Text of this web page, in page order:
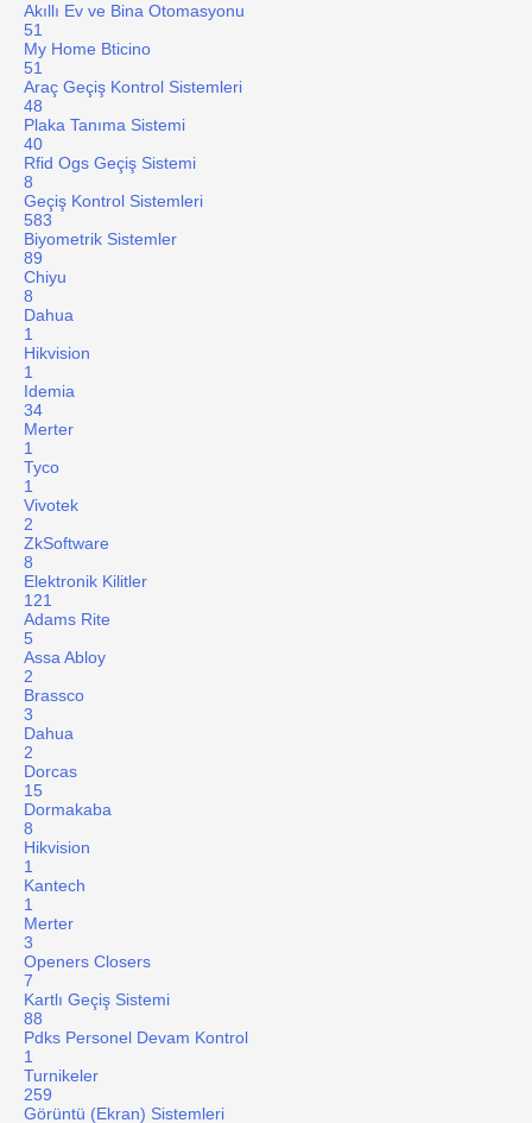
Akıllı Ev ve Bina Otomasyonu
51
My Home Bticino
51
Araç Geçiş Kontrol Sistemleri
48
Plaka Tanıma Sistemi
40
Rfid Ogs Geçiş Sistemi
8
Geçiş Kontrol Sistemleri
583
Biyometrik Sistemler
89
Chiyu
8
Dahua
1
Hikvision
1
Idemia
34
Merter
1
Tyco
1
Vivotek
2
ZkSoftware
8
Elektronik Kilitler
121
Adams Rite
5
Assa Abloy
2
Brassco
3
Dahua
2
Dorcas
15
Dormakaba
8
Hikvision
1
Kantech
1
Merter
3
Openers Closers
7
Kartlı Geçiş Sistemi
88
Pdks Personel Devam Kontrol
1
Turnikeler
259
Görüntü (Ekran) Sistemleri